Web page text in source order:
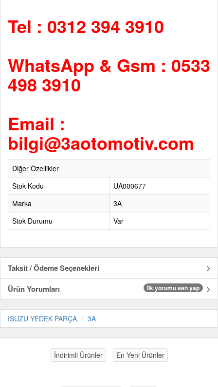
Tel : 0312 394 3910
WhatsApp & Gsm : 0533
498 3910
Email :
bilgi@3aotomotiv.com
Diğer Özellikler
Stok Kodu
UA000677
Marka
3A
Stok Durumu
Var
Taksit / Ödeme Seçenekleri
Ürün Yorumları
İlk yorumu sen yap
ISUZU YEDEK PARÇA 3A
İndirimli Ürünler En Yeni Ürünler